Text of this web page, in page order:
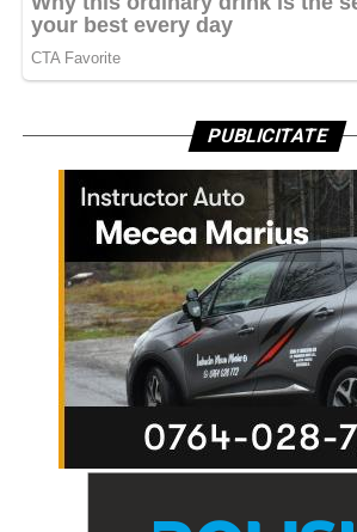
PUBLICITATE